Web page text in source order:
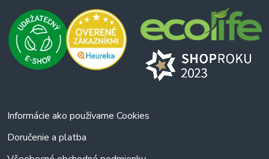
Informácie ako používame Cookies
Doručenie a platba